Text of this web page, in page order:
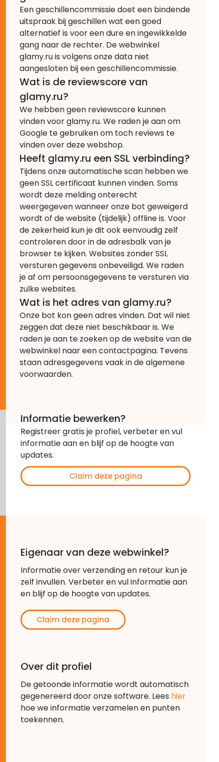
Een geschillencommissie doet een bindende
uitspraak bij geschillen wat een goed
alternatief is voor een dure en ingewikkelde
gang naar de rechter. De webwinkel
glamy.ru is volgens onze data niet
aangesloten bij een geschillencommissie.
Wat is de reviewscore van
glamy.ru?
We hebben geen reviewscore kunnen
vinden voor glamy.ru. We raden je aan om
Google te gebruiken om toch reviews te
vinden over deze webshop.
Heeft glamy.ru een SSL verbinding?
Tijdens onze automatische scan hebben we
geen SSL certificaat kunnen vinden. Soms
wordt deze melding onterecht
weergegeven wanneer onze bot geweigerd
wordt of de website (tijdelijk) offline is. Voor
de zekerheid kun je dit ook eenvoudig zelf
controleren door in de adresbalk van je
browser te kijken. Websites zonder SSL
versturen gegevens onbeveiligd. We raden
je af om persoonsgegevens te versturen via
zulke websites.
Wat is het adres van glamy.ru?
Onze bot kon geen adres vinden. Dat wil niet
zeggen dat deze niet beschikbaar is. We
raden je aan te zoeken op de website van de
webwinkel naar een contactpagina. Tevens
staan adresgegevens vaak in de algemene
voorwaarden.
Informatie bewerken?
Registreer gratis je profiel, verbeter en vul
informatie aan en blijf op de hoogte van
updates.
Claim deze pagina
Eigenaar van deze webwinkel?
Informatie over verzending en retour kun je
zelf invullen. Verbeter en vul informatie aan
en blijf op de hoogte van updates.
Claim deze pagina
Over dit profiel
De getoonde informatie wordt automatisch
gegenereerd door onze software. Lees hier
hoe we informatie verzamelen en punten
toekennen.